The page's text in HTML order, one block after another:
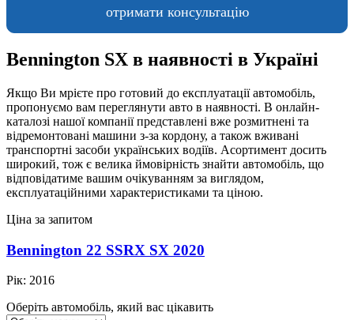
Bennington SX в наявності в Україні
Якщо Ви мрієте про готовий до експлуатації автомобіль,
пропонуємо вам переглянути авто в наявності. В онлайн-
каталозі нашої компанії представлені вже розмитнені та
відремонтовані машини з-за кордону, а також вживані
транспортні засоби українських водіїв. Асортимент досить
широкий, тож є велика ймовірність знайти автомобіль, що
відповідатиме вашим очікуванням за виглядом,
експлуатаційними характеристиками та ціною.
Ціна за запитом
Bennington 22 SSRX SX 2020
Рік: 2016
Оберіть автомобіль, який вас цікавить